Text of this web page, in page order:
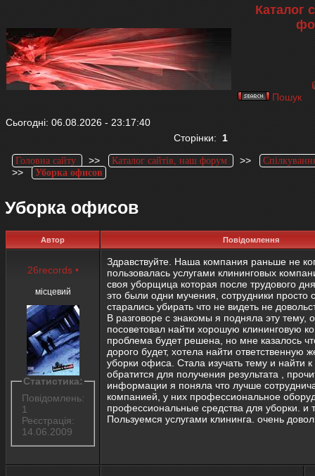
Каталог
Пошук
Сьогодні: 06.08.2026 - 23:17:40
Сторінки: 1
Головна сайту >> Каталог сайтів, наш форум >>
>> Уборка офисов
Уборка офисов
Автор Повідомлення
26records •
місцевий
Статистика:
Повідомлень:
1
Реєстрація:
14.06.2009
Здравствуйте. Наша компания раньше не
пользовалась услугами клининговых
своя уборщица которая после трудового
это были одни мучения, сотрудники просто
старались убирать что не видеть не
В разговоре с знакомы я подняла эту тему,
посоветовал найти хорошую клининговую
проблема будет решена, но мне казалось
дорого будет, хотела найти ответственную
уборки офиса. Стала изучать тему и найти
обратится для получения результата ,
информации я поняла что лучше
компанией, у них профессиональное
профессиональные средства для уборки. и
Пользуемся услугами клининга. очень